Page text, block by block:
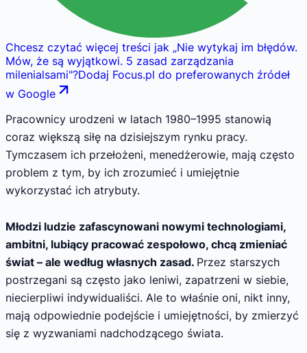
Chcesz czytać więcej treści jak „Nie wytykaj im błędów.
Mów, że są wyjątkowi. 5 zasad zarządzania
milenialsami"?Dodaj Focus.pl do preferowanych źródeł
w Google
Pracownicy urodzeni w latach 1980–1995 stanowią
coraz większą siłę na dzisiejszym rynku pracy.
Tymczasem ich przełożeni, menedżerowie, mają często
problem z tym, by ich zrozumieć i umiejętnie
wykorzystać ich atrybuty.
Młodzi ludzie zafascynowani nowymi technologiami,
ambitni, lubiący pracować zespołowo, chcą zmieniać
świat – ale według własnych zasad. Przez starszych
postrzegani są często jako leniwi, zapatrzeni w siebie,
niecierpliwi indywidualiści. Ale to właśnie oni, nikt inny,
mają odpowiednie podejście i umiejętności, by zmierzyć
się z wyzwaniami nadchodzącego świata.